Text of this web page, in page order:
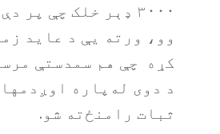
۳۰۰۰ ډېر خلک چې پر
وو، ورته يې د عاید
کړه چې هم سمدستې
د دوی له‌پاره
ثبات رامنځ‌ته شو.